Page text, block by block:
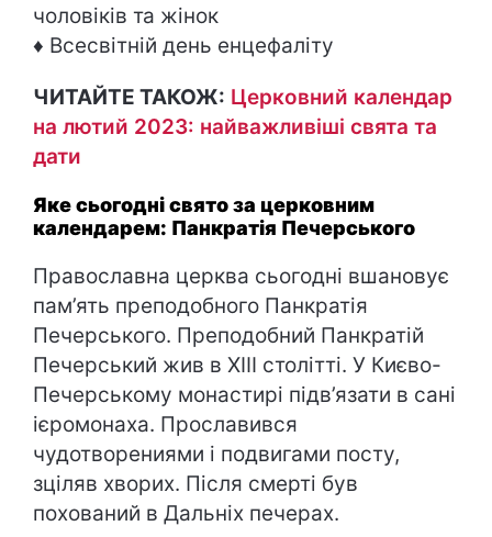
чоловіків та жінок
♦ Всесвітній день енцефаліту
ЧИТАЙТЕ ТАКОЖ: Церковний календар
на лютий 2023: найважливіші свята та
дати
Яке сьогодні свято за церковним
календарем: Панкратія Печерського
Православна церква сьогодні вшановує
пам’ять преподобного Панкратія
Печерського. Преподобний Панкратій
Печерський жив в XIII столітті. У Києво-
Печерському монастирі підв’язати в сані
ієромонаха. Прославився
чудотворениями і подвигами посту,
зціляв хворих. Після смерті був
похований в Дальніх печерах.